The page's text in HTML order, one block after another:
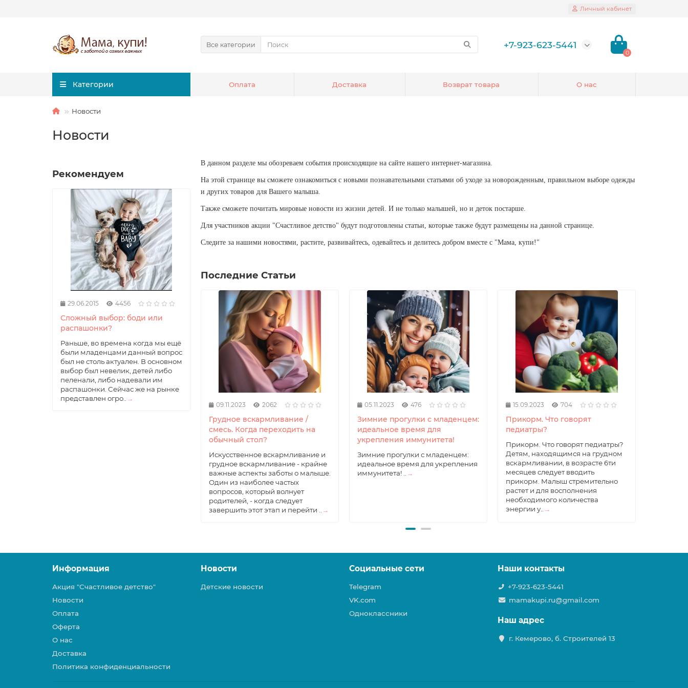
Личный кабинет
Все категории +7-923-623-5441
0
Категории Оплата Доставка Возврат товара О нас
Новости
Новости
Рекомендуем
29.06.2015 4456
Сложный выбор: боди или
распашонки?
Раньше, во времена когда мы ещё
были младенцами данный вопрос
был не столь актуален. В основном
выбор был невелик, детей либо
пеленали, либо надевали им
распашонки. Сейчас же на рынке
представлен огро.. →
В данном разделе мы обозреваем события происходящие на сайте нашего интернет-магазина.
На этой странице вы сможете ознакомиться с новыми познавательными статьями об уходе за новорожденным, правильном выборе одежды
и других товаров для Вашего малыша.
Также сможете почитать мировые новости из жизни детей. И не только малышей, но и деток постарше.
Для участников акции "Счастливое детство" будут подготовлены статьи, которые также будут размещены на данной странице.
Следите за нашими новостями, растите, развивайтесь, одевайтесь и делитесь добром вместе с "Мама, купи!"
Последние Статьи
09.11.2023 2062
Грудное вскармливание /
смесь. Когда переходить на
обычный стол?
Искусственное вскармливание и
грудное вскармливание - крайне
важные аспекты заботы о малыше.
Один из наиболее частых
вопросов, который волнует
родителей, - когда следует
завершить этот этап и перейти .. →
05.11.2023 476
Зимние прогулки с младенцем:
идеальное время для
укрепления иммунитета!
Зимние прогулки с младенцем:
идеальное время для укрепления
иммунитета! .. →
15.09.2023 704
Прикорм. Что говорят
педиатры?
Прикорм. Что говорят педиатры?
Детям, находящимся на грудном
вскармливании, в возрасте 6ти
месяцев следует вводить
прикорм. Малыш стремительно
растет и для восполнения
необходимого количества
энергии у.. →
Информация
Акция "Счастливое детство"
Новости
Оплата
Оферта
О нас
Доставка
Политика конфиденциальности
Новости
Детские новости
Социальные сети
Telegram
VK.com
Одноклассники
Наши контакты
+7-923-623-5441
mamakupi.ru@gmail.com
Наш адрес
г. Кемерово, б. Строителей 13